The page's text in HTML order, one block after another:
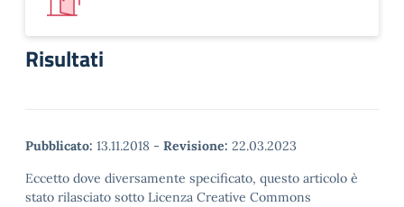
Risultati
Pubblicato: 13.11.2018 - Revisione: 22.03.2023
Eccetto dove diversamente specificato, questo articolo è
stato rilasciato sotto Licenza Creative Commons